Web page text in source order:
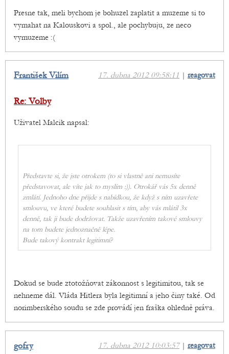
Presne tak, meli bychom je bohuzel zaplatit a muzeme si to
vymahat na Kalouskovi a spol., ale pochybuju, ze neco
vymuzeme :(
17. dubna 2012 09:58:11 | reagovat
František Vilím
Re: Volby
Uživatel Malcik napsal:
Představte si, že jste otrokem (to si vlastně ani nemusíte
představovat, ale víte jak to myslím :)). Otrokář vás 5x denně
zmlátí. Jednoho dne přijde s nabídkou, že když s ním uzavřete
smlouvu, ve které budete souhlasit s tím, aby vás mlátil 3x
denně, tak ji bude dodržovat. Takže uzavřením takové smlouvy
na tom budete jednoznačně lépe.
Bude takový kontrakt legitimní?
Dokud se bude ztotožňovat zákonnost s legitimitou, tak se
nehneme dál. Vláda Hitlera byla legitimní a jeho činy také. Od
norimberského soudu se zde provádí jen fraška ohledně práva.
17. dubna 2012 10:03:57| reagovat
gofry